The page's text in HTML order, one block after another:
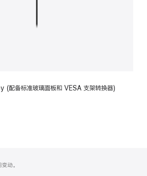
配备标准玻璃面板和 VESA 支架转换器)
动。